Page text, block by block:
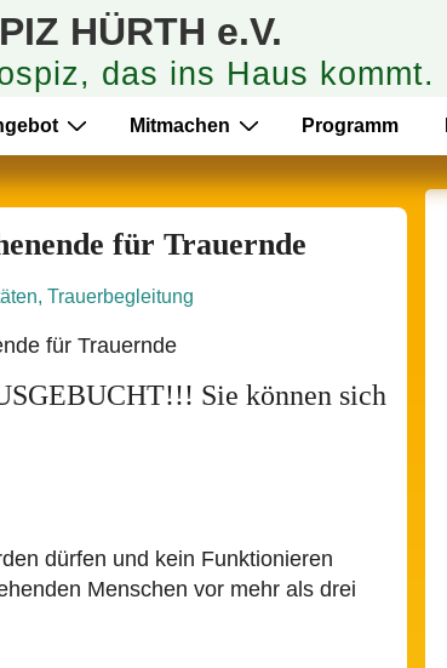
HÜRTH e.V.
das ins Haus kommt.
Mitmachen Programm
für Trauernde
, Trauerbegleitung
Sie können sich
dürfen und kein Funktionieren
Menschen vor mehr als drei